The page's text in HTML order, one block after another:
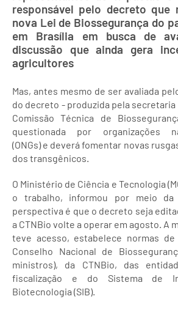
responsável pelo decreto que
nova Lei de Biossegurança do
em Brasília em busca de
discussão que ainda gera
agricultores
Mas, antes mesmo de ser avaliada
do decreto - produzida pela
Comissão Técnica de
questionada por organizações
(ONGs) e deverá fomentar novas
dos transgênicos.
O Ministério de Ciência e Tecnologia
o trabalho, informou por meio da
perspectiva é que o decreto seja
a CTNBio volte a operar em agosto. A
teve acesso, estabelece normas
Conselho Nacional de
ministros), da CTNBio, das
fiscalização e do Sistema de
Biotecnologia (SIB).